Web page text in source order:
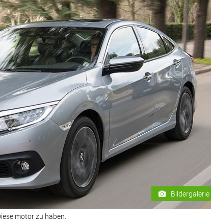
Bildergalerie
zu haben.